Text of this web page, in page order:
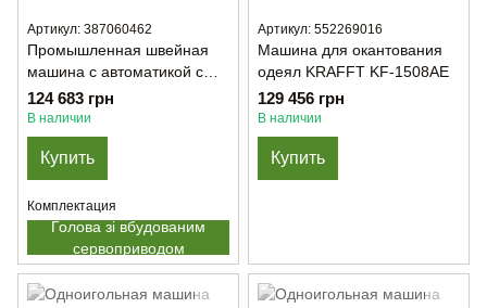
Артикул: 387060462
Промышленная швейная
машина с автоматикой с
шагающей лапкой для
тяжелых материалов Juki
DU-1481-7K-AA
124 683 грн
В наличии
Купить
Комплектация
Голова зі вбудованим
сервоприводом
Артикул: 552269016
Машина для окантования
одеял KRAFFT KF-1508AE
129 456 грн
В наличии
Купить